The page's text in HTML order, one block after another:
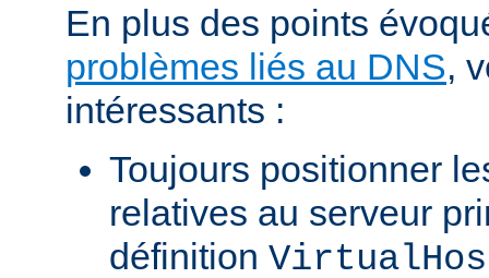
En plus des points
problèmes liés au DNS,
intéressants :
Toujours positionner
relatives au serveur
définition